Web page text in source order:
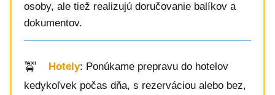
osoby, ale tiež realizujú doručovanie balíkov a
dokumentov.
Hotely: Ponúkame prepravu do hotelov
kedykoľvek počas dňa, s rezerváciou alebo bez,